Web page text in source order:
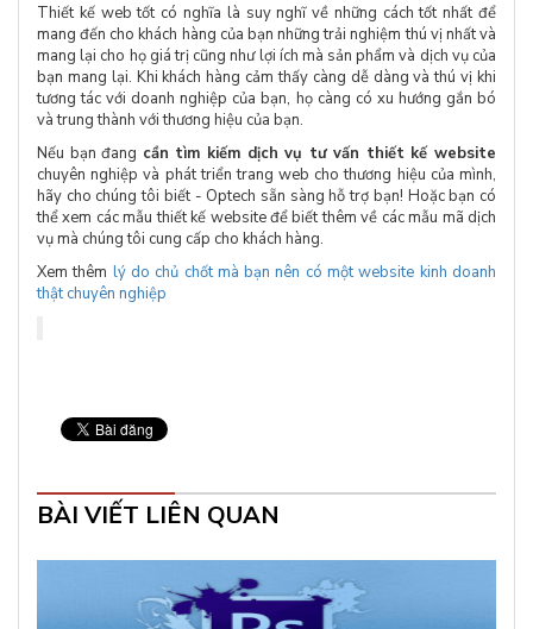
Thiết kế web tốt có nghĩa là suy nghĩ về những cách tốt nhất để
mang đến cho khách hàng của bạn những trải nghiệm thú vị nhất và
mang lại cho họ giá trị cũng như lợi ích mà sản phẩm và dịch vụ của
bạn mang lại. Khi khách hàng cảm thấy càng dễ dàng và thú vị khi
tương tác với doanh nghiệp của bạn, họ càng có xu hướng gắn bó
và trung thành với thương hiệu của bạn.
Nếu bạn đang cần tìm kiếm dịch vụ tư vấn thiết kế website
chuyên nghiệp và phát triển trang web cho thương hiệu của mình,
hãy cho chúng tôi biết - Optech sẵn sàng hỗ trợ bạn! Hoặc bạn có
thể xem các mẫu thiết kế website để biết thêm về các mẫu mã dịch
vụ mà chúng tôi cung cấp cho khách hàng.
Xem thêm lý do chủ chốt mà bạn nên có một website kinh doanh
thật chuyên nghiệp
BÀI VIẾT LIÊN QUAN